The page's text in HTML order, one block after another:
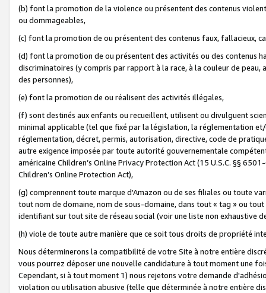
(b) font la promotion de la violence ou présentent des contenus
ou dommageables,
(c) font la promotion de ou présentent des contenus faux, fallacieux,
(d) font la promotion de ou présentent des activités ou des contenus
discriminatoires (y compris par rapport à la race, à la couleur de
des personnes),
(e) font la promotion de ou réalisent des activités illégales,
(f) sont destinés aux enfants ou recueillent, utilisent ou divulguent
minimal applicable (tel que fixé par la législation, la réglementation
réglementation, décret, permis, autorisation, directive, code de
autre exigence imposée par toute autorité gouvernementale
américaine Children’s Online Privacy Protection Act (15 U.S.C. §§
Children’s Online Protection Act),
(g) comprennent toute marque d'Amazon ou de ses filiales ou toute
tout nom de domaine, nom de sous-domaine, dans tout « tag » ou
identifiant sur tout site de réseau social (voir une liste non exhaustive
(h) viole de toute autre manière que ce soit tous droits de propriété
Nous déterminerons la compatibilité de votre Site à notre entière
vous pourrez déposer une nouvelle candidature à tout moment une
Cependant, si à tout moment 1) nous rejetons votre demande
violation ou utilisation abusive (telle que déterminée à notre entière